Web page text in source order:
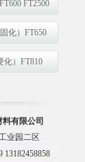
FT2500
化）FT650
化）FT810
有限公司
业园二区
13182458858